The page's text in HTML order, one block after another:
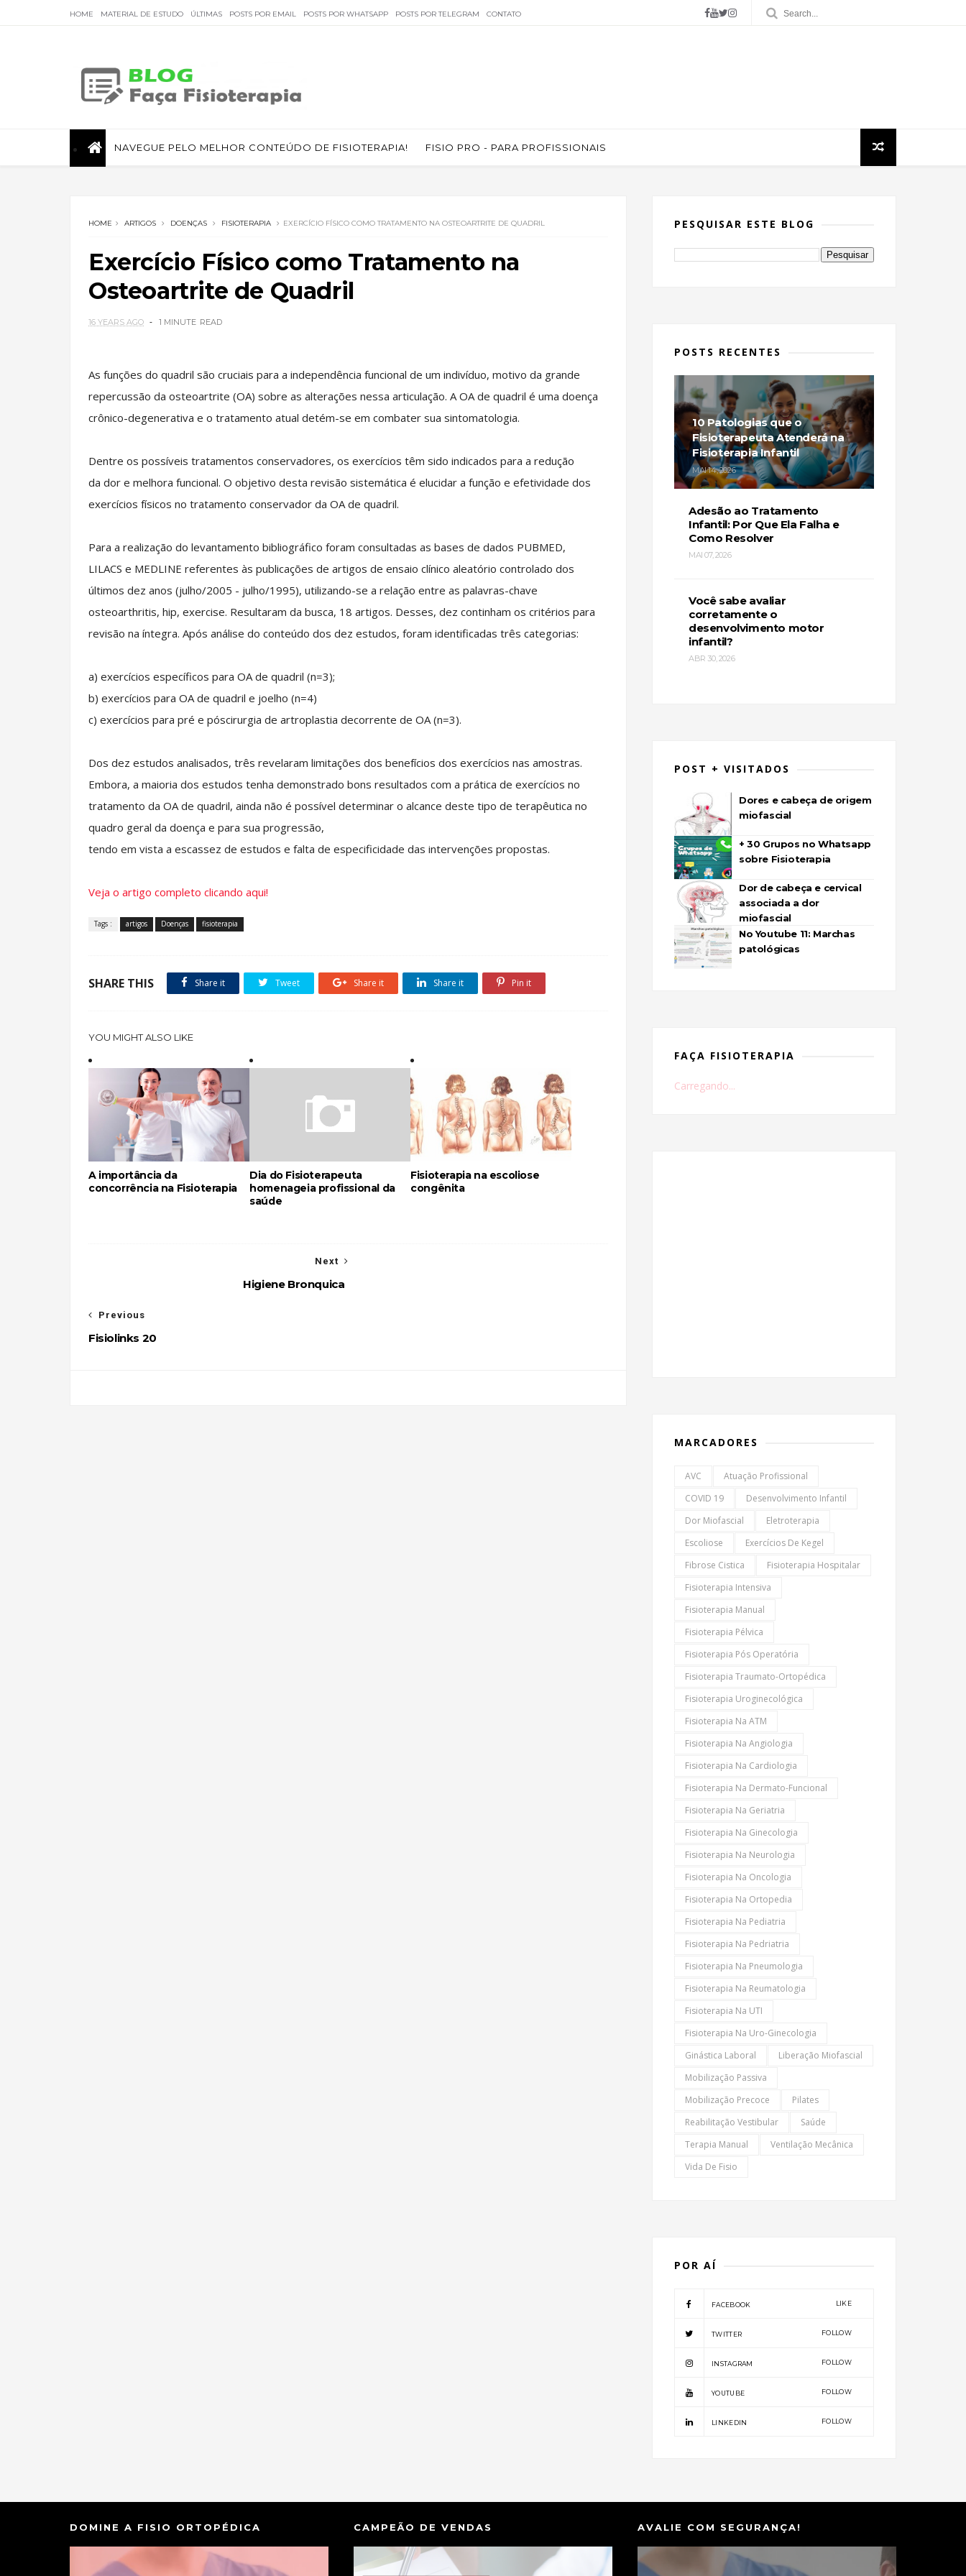
HOME MATERIAL DE ESTUDO ÚLTIMAS POSTS POR EMAIL POSTS POR WHATSAPP POSTS POR TELEGRAM CONTATO
Fisioterapia de qualidade com informações sobre
tratamentos e assuntos relacionados à área.
NAVEGUE PELO MELHOR CONTEÚDO DE FISIOTERAPIA! FISIO PRO - PARA PROFISSIONAIS
HOME ARTIGOS DOENÇAS FISIOTERAPIA EXERCÍCIO FÍSICO COMO TRATAMENTO NA OSTEOARTRITE DE QUADRIL
Exercício Físico como Tratamento na
Osteoartrite de Quadril
16 YEARS AGO 1 MINUTE READ
As funções do quadril são cruciais para a independência funcional de um indivíduo, motivo da grande
repercussão da osteoartrite (OA) sobre as alterações nessa articulação. A OA de quadril é uma doença
crônico-degenerativa e o tratamento atual detém-se em combater sua sintomatologia.
Dentre os possíveis tratamentos conservadores, os exercícios têm sido indicados para a redução
da dor e melhora funcional. O objetivo desta revisão sistemática é elucidar a função e efetividade dos
exercícios físicos no tratamento conservador da OA de quadril.
Para a realização do levantamento bibliográfico foram consultadas as bases de dados PUBMED,
LILACS e MEDLINE referentes às publicações de artigos de ensaio clínico aleatório controlado dos
últimos dez anos (julho/2005 - julho/1995), utilizando-se a relação entre as palavras-chave
osteoarthritis, hip, exercise. Resultaram da busca, 18 artigos. Desses, dez continham os critérios para
revisão na íntegra. Após análise do conteúdo dos dez estudos, foram identificadas três categorias:
a) exercícios específicos para OA de quadril (n=3);
b) exercícios para OA de quadril e joelho (n=4)
c) exercícios para pré e póscirurgia de artroplastia decorrente de OA (n=3).
Dos dez estudos analisados, três revelaram limitações dos benefícios dos exercícios nas amostras.
Embora, a maioria dos estudos tenha demonstrado bons resultados com a prática de exercícios no
tratamento da OA de quadril, ainda não é possível determinar o alcance deste tipo de terapêutica no
quadro geral da doença e para sua progressão,
tendo em vista a escassez de estudos e falta de especificidade das intervenções propostas.
Veja o artigo completo clicando aqui!
Tags : artigos Doenças fisioterapia
SHARE THIS Share it Tweet Share it Share it Pin it
YOU MIGHT ALSO LIKE
A importância da
concorrência na Fisioterapia
Dia do Fisioterapeuta
homenageia profissional da
saúde
Fisioterapia na escoliose
congênita
Next
Higiene Bronquica
Previous
Fisiolinks 20
PESQUISAR ESTE BLOG
POSTS RECENTES
10 Patologias que o
Fisioterapeuta Atenderá na
Fisioterapia Infantil
MAI 14, 2026
Adesão ao Tratamento
Infantil: Por Que Ela Falha e
Como Resolver
MAI 07, 2026
Você sabe avaliar
corretamente o
desenvolvimento motor
infantil?
ABR 30, 2026
POST + VISITADOS
Dores e cabeça de origem
miofascial
+ 30 Grupos no Whatsapp
sobre Fisioterapia
Dor de cabeça e cervical
associada a dor
miofascial
No Youtube 11: Marchas
patológicas
FAÇA FISIOTERAPIA
Carregando...
MARCADORES
AVC
Atuação Profissional
COVID 19
Desenvolvimento Infantil
Dor Miofascial
Eletroterapia
Escoliose
Exercícios De Kegel
Fibrose Cistica
Fisioterapia Hospitalar
Fisioterapia Intensiva
Fisioterapia Manual
Fisioterapia Pélvica
Fisioterapia Pós Operatória
Fisioterapia Traumato-Ortopédica
Fisioterapia Uroginecológica
Fisioterapia Na ATM
Fisioterapia Na Angiologia
Fisioterapia Na Cardiologia
Fisioterapia Na Dermato-Funcional
Fisioterapia Na Geriatria
Fisioterapia Na Ginecologia
Fisioterapia Na Neurologia
Fisioterapia Na Oncologia
Fisioterapia Na Ortopedia
Fisioterapia Na Pediatria
Fisioterapia Na Pedriatria
Fisioterapia Na Pneumologia
Fisioterapia Na Reumatologia
Fisioterapia Na UTI
Fisioterapia Na Uro-Ginecologia
Ginástica Laboral
Liberação Miofascial
Mobilização Passiva
Mobilização Precoce
Pilates
Reabilitação Vestibular
Saúde
Terapia Manual
Ventilação Mecânica
Vida De Fisio
POR AÍ
FACEBOOK LIKE
TWITTER FOLLOW
INSTAGRAM FOLLOW
YOUTUBE FOLLOW
LINKEDIN FOLLOW
DOMINE A FISIO ORTOPÉDICA CAMPEÃO DE VENDAS AVALIE COM SEGURANÇA!